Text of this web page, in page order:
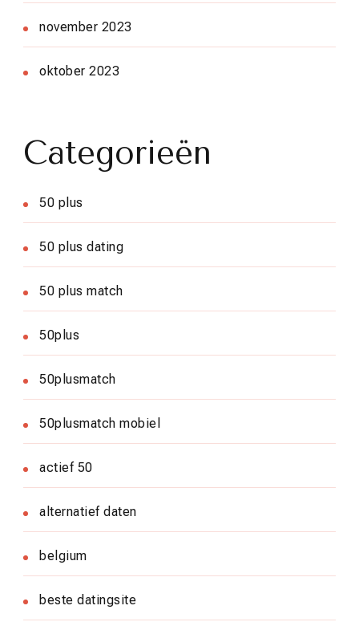
november 2023
oktober 2023
Categorieën
50 plus
50 plus dating
50 plus match
50plus
50plusmatch
50plusmatch mobiel
actief 50
alternatief daten
belgium
beste datingsite